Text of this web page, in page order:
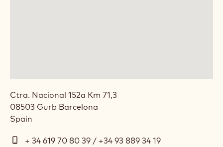
Ctra. Nacional 152a Km 71,3
08503 Gurb Barcelona
Spain
Telefon+ 34 619 70 80 39 / +34 93 889 34 19